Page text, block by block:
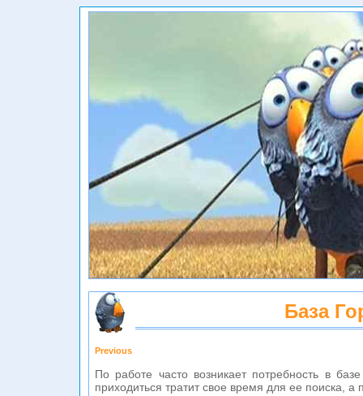
База
Previous
По работе часто возникает потребность в
приходиться тратит свое время для ее поиска, а